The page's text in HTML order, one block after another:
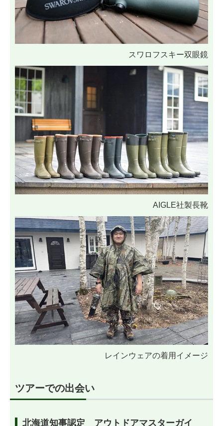
スワロフスキー双眼鏡
AIGLE社製長靴
レインウェアの着用イメージ
ツアーでの出会い
北海道知事認定 アウトドアマスターガイ